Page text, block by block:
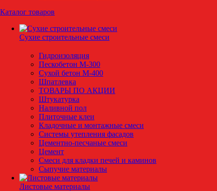
Каталог товаров
Сухие строительные смеси
Гидроизоляция
Пескобетон М-300
Сухой бетон М-400
Шпатлевка
ТОВАРЫ ПО АКЦИИ
Штукатурка
Наливной пол
Плиточные клеи
Кладочные и монтажные смеси
Системы утепления фасадов
Цементно-песчаные смеси
Цемент
Смеси для кладки печей и каминов
Сыпучие материалы
Листовые материалы